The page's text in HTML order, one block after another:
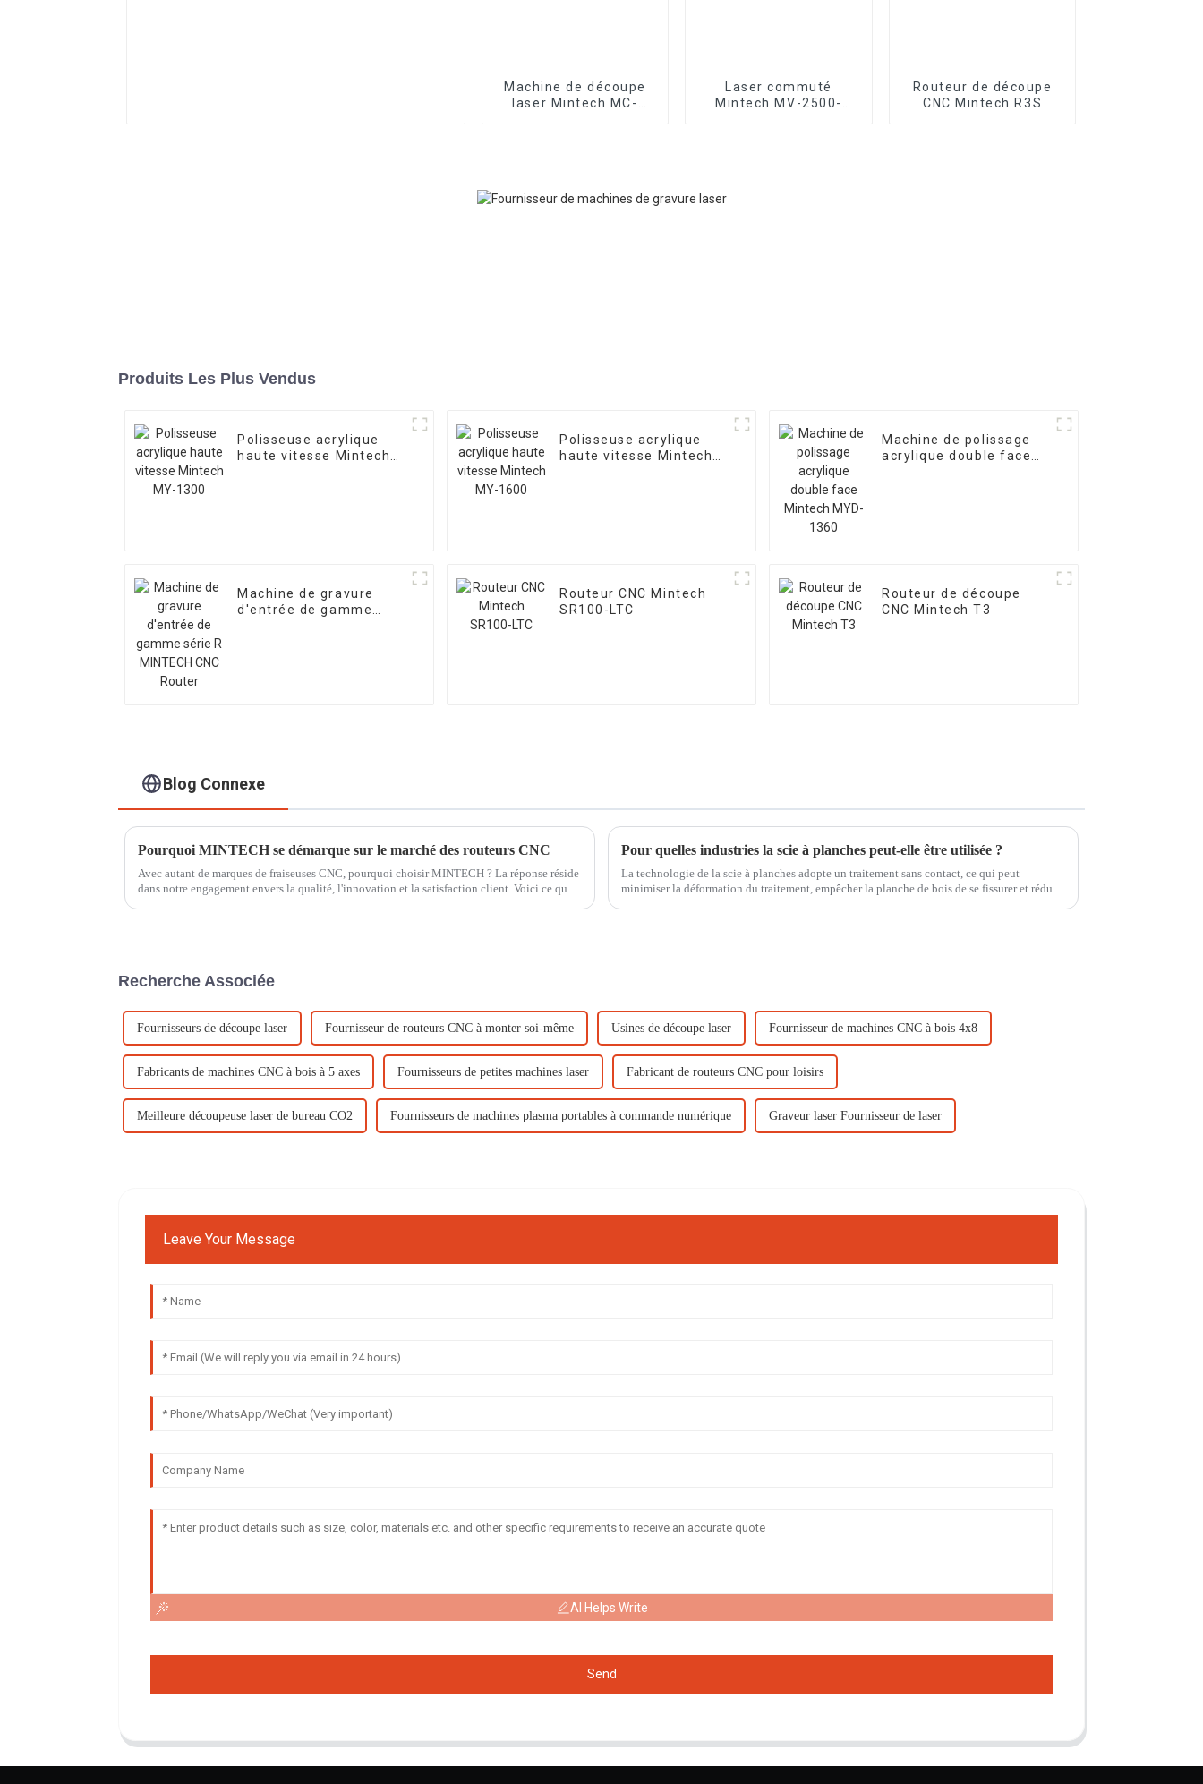
Machine de découpe
laser Mintech MC-
Laser commuté
Mintech MV-2500-
Routeur de découpe
CNC Mintech R3S
Produits Les Plus Vendus
Polisseuse acrylique
haute vitesse Mintech
Polisseuse acrylique
haute vitesse Mintech
Machine de polissage
acrylique double face
Machine de gravure
d'entrée de gamme
Routeur CNC Mintech
SR100-LTC
Routeur de découpe
CNC Mintech T3
Blog Connexe
Pourquoi MINTECH se démarque sur le marché des routeurs CNC
Avec autant de marques de fraiseuses CNC, pourquoi choisir MINTECH ? La réponse réside
dans notre engagement envers la qualité, l'innovation et la satisfaction client. Voici ce qui
Pour quelles industries la scie à planches peut-elle être utilisée ?
La technologie de la scie à planches adopte un traitement sans contact, ce qui peut
minimiser la déformation du traitement, empêcher la planche de bois de se fissurer et réduire
Recherche Associée
Fournisseurs de découpe laser Fournisseur de routeurs CNC à monter soi-même Usines de découpe laser Fournisseur de machines CNC à bois 4x8
Fabricants de machines CNC à bois à 5 axes Fournisseurs de petites machines laser Fabricant de routeurs CNC pour loisirs
Meilleure découpeuse laser de bureau CO2 Fournisseurs de machines plasma portables à commande numérique Graveur laser Fournisseur de laser
Leave Your Message
AI Helps Write
Send